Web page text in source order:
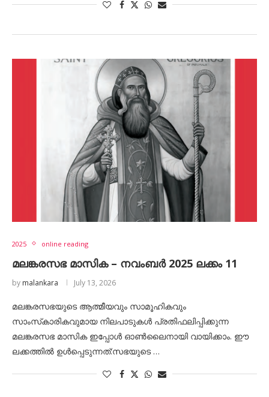
2025 online reading
മലങ്കരസഭ മാസിക – നവംബർ 2025 ലക്കം 11
by malankara July 13, 2026
മലങ്കരസഭയുടെ ആത്മീയവും സാമൂഹികവും
സാംസ്‌കാരികവുമായ നിലപാടുകൾ പ്രതിഫലിപ്പിക്കുന്ന
മലങ്കരസഭ മാസിക ഇപ്പോൾ ഓൺലൈനായി വായിക്കാം. ഈ
ലക്കത്തിൽ ഉൾപ്പെടുന്നത്:സഭയുടെ …